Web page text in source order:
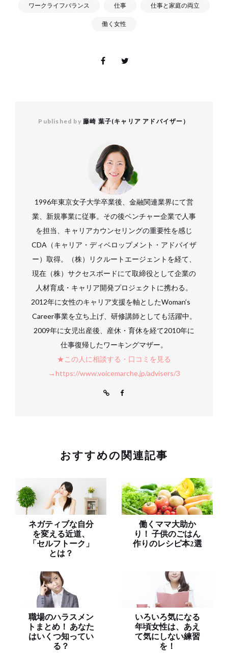
ワークライフバランス 仕事 仕事と家庭の両立
働く女性
Published by 藤崎 葉子(キャリア アドバイザー）
1996年東京女子大学卒業後、金融関連業界にて営
業、新規事業に従事。その後ベンチャー企業で人事
を担当、キャリアカウンセリングの重要性を感じ
CDA（キャリア・ディベロップメント・アドバイザ
ー）取得。（株）リクルートエージェントを経て、
現在（株）サクセスボードにて取締役として企業の
人材育成・キャリア開発プロジェクトに携わる。
2012年に女性のキャリア支援を軸としたWoman’s
Career事業を立ち上げ、研修講師としても活躍中。
2009年に女児出産後、産休・育休を経て2010年に
仕事復帰したワーキングマザー。
★この人に相談する・口コミを見る
→https://www.voicemarche.jp/advisers/3
おすすめの関連記事
ネガティブな自分
を変える近道、
「セルフトーク」
とは？
働くママ大助か
り！ 子供のごはん
作りのレシピ本2選
職場のハラスメン
トまとめ！ あなた
はいくつ知ってい
る？
いろいろ気になる
年頃女性は、あえ
て気にしない練習
を！